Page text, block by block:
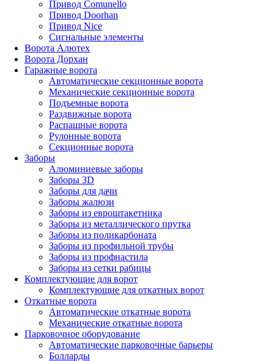
Привод Comunello
Привод Doorhan
Привод Nice
Сигнальные элементы
Ворота Алютех
Ворота Дорхан
Гаражные ворота
Автоматические секционные ворота
Механические секционные ворота
Подъемные ворота
Раздвижные ворота
Распашные ворота
Рулонные ворота
Секционные ворота
Заборы
Алюминиевые заборы
Заборы 3D
Заборы для дачи
Заборы жалюзи
Заборы из евроштакетника
Заборы из металлического прутка
Заборы из поликарбоната
Заборы из профильной трубы
Заборы из профнастила
Заборы из сетки рабицы
Комплектующие для ворот
Комплектующие для откатных ворот
Откатные ворота
Автоматические откатные ворота
Механические откатные ворота
Парковочное оборудование
Автоматические парковочные барьеры
Болларды